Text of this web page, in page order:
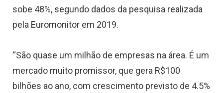
sobe 48%, segundo dados da pesquisa realizada
pela Euromonitor em 2019.
“São quase um milhão de empresas na área. É um
mercado muito promissor, que gera R$100
bilhões ao ano, com crescimento previsto de 4.5%